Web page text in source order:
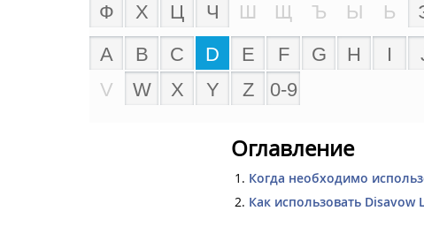
Ф
Х Ц Ч Ш Щ Ъ Ы Ь
A
B C D E F G H I
V
W X Y Z 0-9
Оглавление
Когда необходимо
Как использовать Disavow